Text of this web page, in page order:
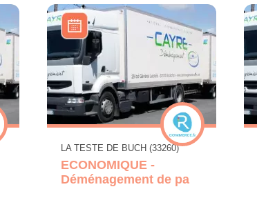
LA TESTE DE BUCH (33260)
ECONOMIQUE -
Déménagement de pa